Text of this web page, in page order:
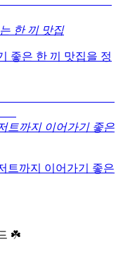
한 끼 맛집
좋은 한 끼 맛집을 정
트까지 이어가기 좋은
트까지 이어가기 좋은
☘️